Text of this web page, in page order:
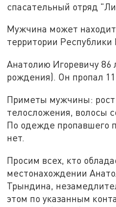
спасательный отряд
Мужчина может
территории
Анатолию Игоревичу 86
рождения). Он пропал 11
Приметы мужчины: рост
телосложения, волосы
По одежде пропавшего
нет.
Просим всех, кто
местонахождении
Трындина,
этом по указанным